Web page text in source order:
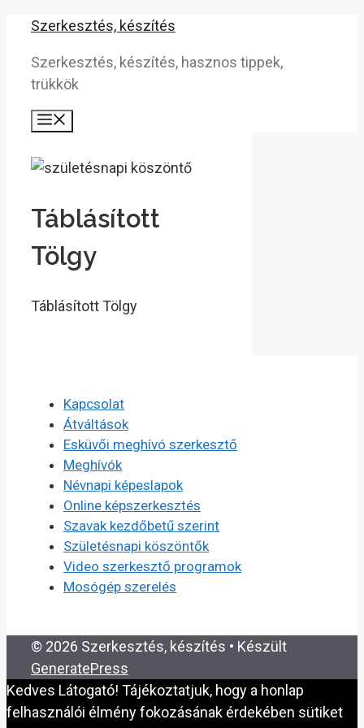
Kilépés
tartalomba
Szerkesztés, készítés
Szerkesztés, készítés, hasznos tippek,
trükkök
Táblásított
Tölgy
Táblásított Tölgy
Kapcsolat
Átváltások
Esküvői meghívó szerkesztő
Meghívók
Névnapi képeslapok
Online képszerkesztés
Szavak kezdőbetű szerint
Születésnapi köszöntők
Video szerkesztő programok
Mosógép szerelés
© 2026 Szerkesztés, készítés • Készült
GeneratePress
Kedves Látogató! Tájékoztatjuk, hogy a honlap
felhasználói élmény fokozásának érdekében sütiket